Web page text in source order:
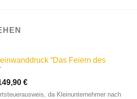
“Das Feiern des
€
da Kleinunternehmer nach